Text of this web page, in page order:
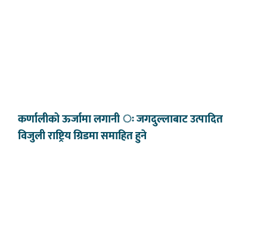
कर्णालीको ऊर्जामा लगानी ः जगदुल्लाबाट उत्पादित
विजुली राष्ट्रिय ग्रिडमा समाहित हुने